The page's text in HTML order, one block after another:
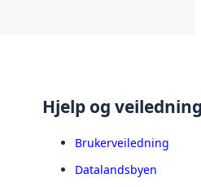
Hjelp og
Brukerveiledning
Datalandsbyen